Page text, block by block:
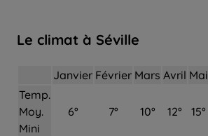
Le climat à Séville
Janvier Février Mars Avril Mai
Temp.
Moy.
Mini
6° 7° 10° 12° 15°